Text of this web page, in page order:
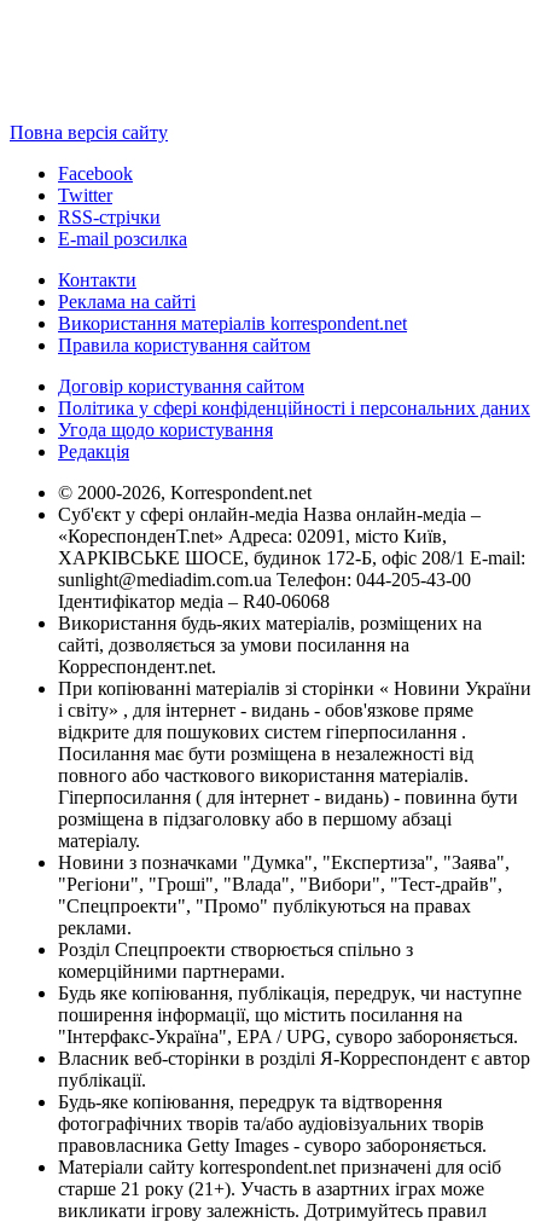
Повна версія сайту
Facebook
Twitter
RSS-стрічки
E-mail розсилка
Контакти
Реклама на сайті
Використання матеріалів korrespondent.net
Правила користування сайтом
Договір користування сайтом
Політика у сфері конфіденційності і персональних даних
Угода щодо користування
Редакція
© 2000-2026, Korrespondent.net
Суб'єкт у сфері онлайн-медіа Назва онлайн-медіа –
«КореспонденТ.net» Адреса: 02091, місто Київ,
ХАРКІВСЬКЕ ШОСЕ, будинок 172-Б, офіс 208/1 E-mail:
sunlight@mediadim.com.ua Телефон: 044-205-43-00
Ідентифікатор медіа – R40-06068
Використання будь-яких матеріалів, розміщених на
сайті, дозволяється за умови посилання на
Корреспондент.net.
При копіюванні матеріалів зі сторінки « Новини України
і світу» , для інтернет - видань - обов'язкове пряме
відкрите для пошукових систем гіперпосилання .
Посилання має бути розміщена в незалежності від
повного або часткового використання матеріалів.
Гіперпосилання ( для інтернет - видань) - повинна бути
розміщена в підзаголовку або в першому абзаці
матеріалу.
Новини з позначками "Думка", "Експертиза", "Заява",
"Регіони", "Гроші", "Влада", "Вибори", "Тест-драйв",
"Спецпроекти", "Промо" публікуються на правах
реклами.
Розділ Спецпроекти створюється спільно з
комерційними партнерами.
Будь яке копіювання, публікація, передрук, чи наступне
поширення інформації, що містить посилання на
"Інтерфакс-Україна", EPA / UPG, суворо забороняється.
Власник веб-сторінки в розділі Я-Корреспондент є автор
публікації.
Будь-яке копіювання, передрук та відтворення
фотографічних творів та/або аудіовізуальних творів
правовласника Getty Images - суворо забороняється.
Матеріали сайту korrespondent.net призначені для осіб
старше 21 року (21+). Участь в азартних іграх може
викликати ігрову залежність. Дотримуйтесь правил